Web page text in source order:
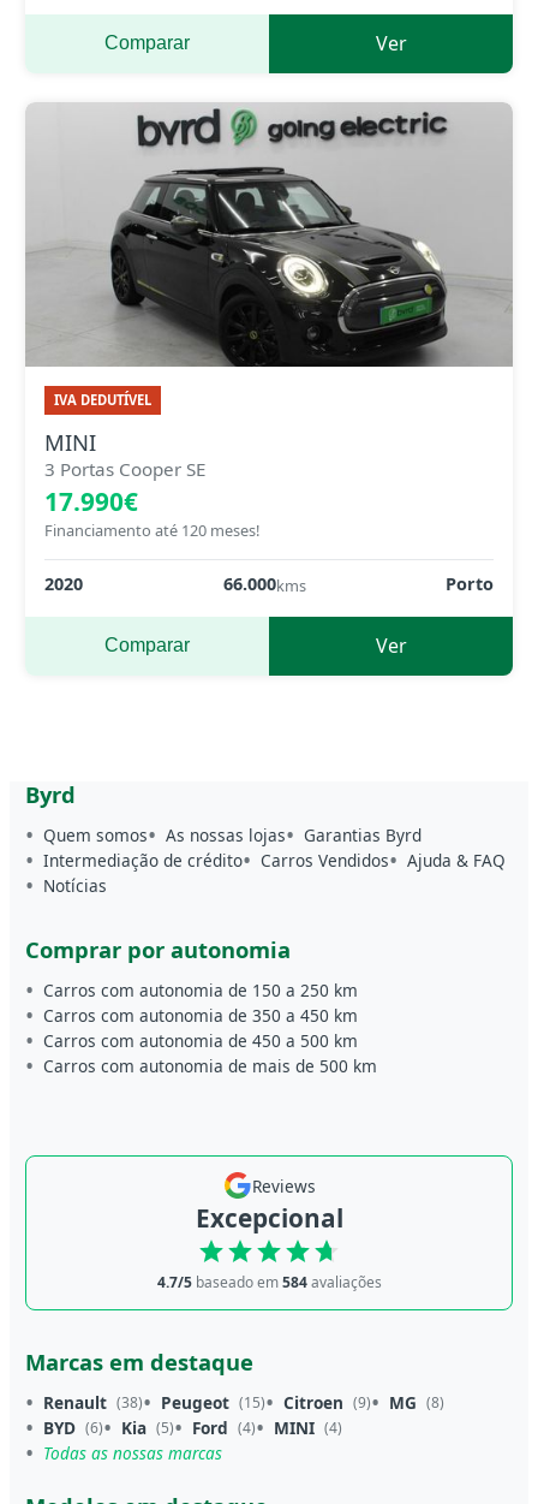
Comparar Ver
IVA DEDUTÍVEL
MINI
3 Portas Cooper SE
17.990€
Financiamento até 120 meses!
2020 66.000kms Porto
Comparar Ver
Byrd
Quem somos As nossas lojas
Garantias Byrd
Intermediação de crédito
Carros Vendidos
Ajuda & FAQ
Notícias
Comprar por autonomia
Carros com autonomia de 150 a 250 km
Carros com autonomia de 350 a 450 km
Carros com autonomia de 450 a 500 km
Carros com autonomia de mais de 500 km
Reviews
Excepcional
4.7/5baseado em584avaliações
Marcas em destaque
Renault (38) Peugeot (15) Citroen (9) MG (8)
BYD (6) Kia (5) Ford (4) MINI (4)
Todas as nossas marcas